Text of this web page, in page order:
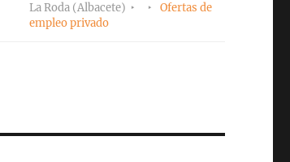
La Roda (Albacete)
Ofertas de
empleo privado